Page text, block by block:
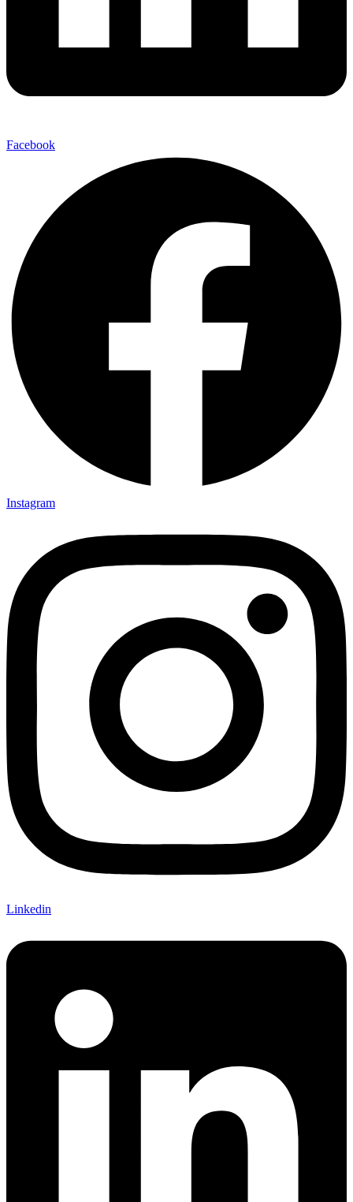
Facebook
Instagram
Linkedin